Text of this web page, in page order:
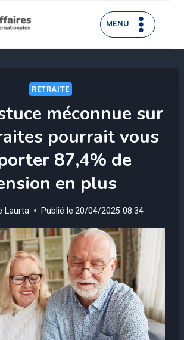
MENU
RETRAITE
méconnue sur
pourrait vous
87,4% de
en plus
Laurta Publié le 20/04/2025 08:34